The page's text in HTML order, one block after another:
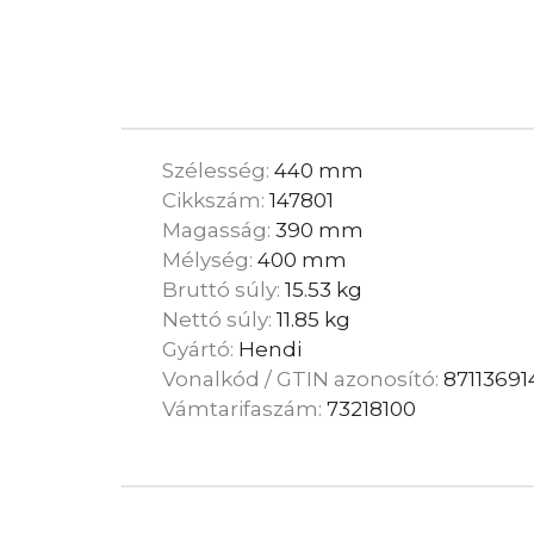
Szélesség:440 mm
Cikkszám:147801
Magasság:390 mm
Mélység:400 mm
Bruttó súly:15.53 kg
Nettó súly:11.85 kg
Gyártó: Hendi
Vonalkód / GTIN azonosító:
Vámtarifaszám:73218100